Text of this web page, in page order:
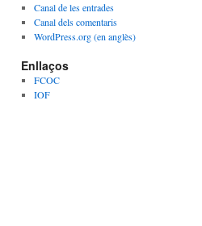
Canal de les entrades
Canal dels comentaris
WordPress.org (en anglès)
Enllaços
FCOC
IOF